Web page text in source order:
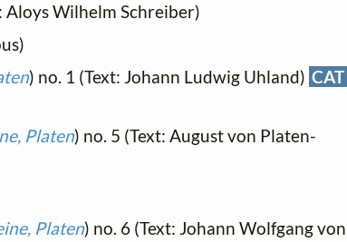
Aloys Wilhelm Schreiber)
) no. 1 (Text: Johann Ludwig Uhland) CAT
Platen) no. 5 (Text: August von Platen-
Platen) no. 6 (Text: Johann Wolfgang von